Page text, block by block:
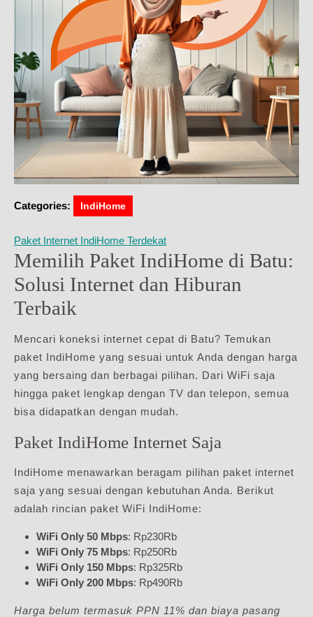
Categories: IndiHome
Paket Internet IndiHome Terdekat
Memilih Paket IndiHome di Batu:
Solusi Internet dan Hiburan
Terbaik
Mencari koneksi internet cepat di Batu? Temukan
paket IndiHome yang sesuai untuk Anda dengan harga
yang bersaing dan berbagai pilihan. Dari WiFi saja
hingga paket lengkap dengan TV dan telepon, semua
bisa didapatkan dengan mudah.
Paket IndiHome Internet Saja
IndiHome menawarkan beragam pilihan paket internet
saja yang sesuai dengan kebutuhan Anda. Berikut
adalah rincian paket WiFi IndiHome:
WiFi Only 50 Mbps: Rp230Rb
WiFi Only 75 Mbps: Rp250Rb
WiFi Only 150 Mbps: Rp325Rb
WiFi Only 200 Mbps: Rp490Rb
Harga belum termasuk PPN 11% dan biaya pasang